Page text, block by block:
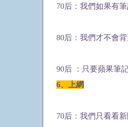
70后：我們如果有
80后：我們才不會
90后 ：只要蘋果筆
6、上網
70后：我們只看看新